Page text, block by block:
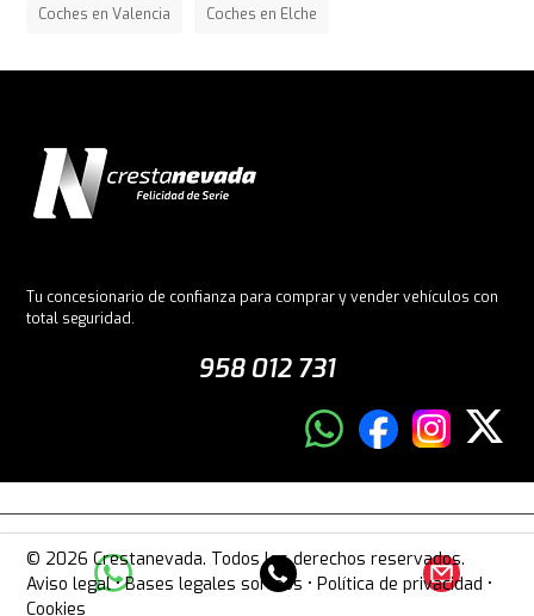
Coches en Valencia Coches en Elche
Tu concesionario de confianza para comprar y vender vehículos con
total seguridad.
958 012 731
© 2026 Crestanevada. Todos los derechos reservados.
Aviso legal•Bases legales sorteos •Política de privacidad •
Cookies